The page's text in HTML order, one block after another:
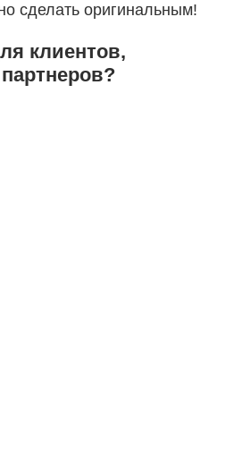
сделать оригинальным!
клиентов,